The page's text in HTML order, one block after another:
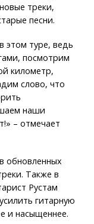
треки,
песни.
этом туре, ведь
посмотрим
километр,
слово, что
наши
– отмечает
обновленных
Также в
Рустам
гитарную
и насыщеннее.